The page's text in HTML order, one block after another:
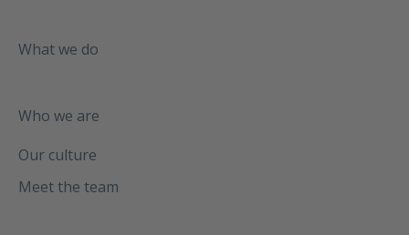
What we do
Who we are
Our culture
Meet the team